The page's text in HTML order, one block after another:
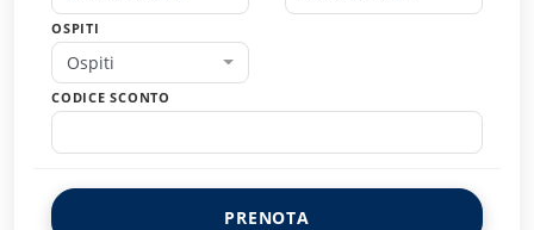
OSPITI
Ospiti
CODICE SCONTO
PRENOTA